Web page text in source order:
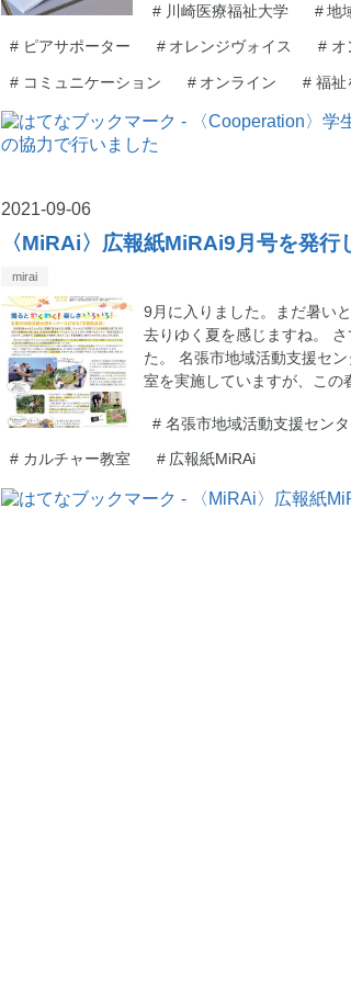
# 川崎医療福祉大学 # 地
# ピアサポーター # オレンジヴォイス # オ
# コミュニケーション # オンライン # 福祉
2021-09-06
〈MiRAi〉広報紙MiRAi9月号を発行
mirai
9月に入りました。まだ暑い
去りゆく夏を感じますね。
た。 名張市地域活動支援セ
室を実施していますが、この
# 名張市地域活動支援セン
# カルチャー教室 # 広報紙MiRAi